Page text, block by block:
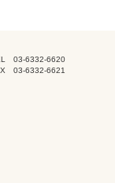
03-6332-6620
03-6332-6621